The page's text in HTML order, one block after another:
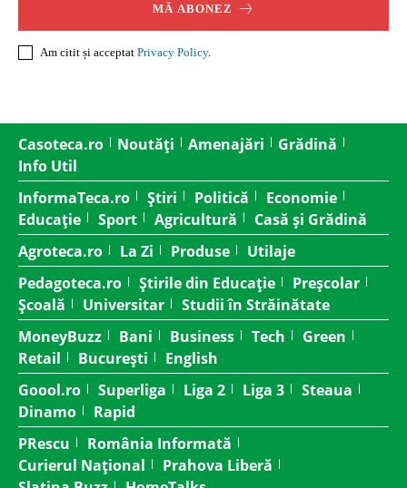
MĂ ABONEZ
Am citit și acceptat Privacy Policy.
Casoteca.ro Noutăți Amenajări
Grădină
Info Util
InformaTeca.ro
Știri Politică
Economie
Educație
Sport Agricultură
Casă și Grădină
Agroteca.ro
La Zi Produse
Utilaje
Pedagoteca.ro
Știrile din Educație
Preșcolar
Școală
Universitar
Studii în Străinătate
MoneyBuzz
Bani Business Tech
Green
Retail
București
English
Goool.ro
Superliga Liga 2 Liga 3
Steaua
Dinamo
Rapid
PRescu
România Informată
Curierul Național
Prahova Liberă